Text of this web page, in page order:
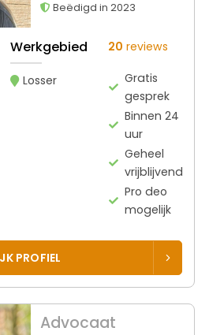
Beëdigd in 2023
Werkgebied
Losser
20 reviews
Gratis
gesprek
Binnen 24
uur
Geheel
vrijblijvend
Pro deo
mogelijk
PROFIEL
Advocaat